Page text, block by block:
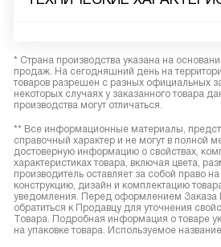
* Страна производства указана на
продаж. На сегодняшний день на
товаров разрешен с разных официальных
некоторых случаях у заказанного товара
производства могут отличаться.
** Все информационные материалы,
справочный характер и не могут в полной
достоверную информацию о свойствах,
характеристиках товара, включая цвета,
производитель оставляет за собой право
конструкцию, дизайн и комплектацию
уведомления. Перед оформлением Заказа
обратиться к Продавцу для уточнения
Товара. Подробная информация о товаре
на упаковке товара. Используемое